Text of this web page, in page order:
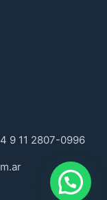
9 11 2807-0996